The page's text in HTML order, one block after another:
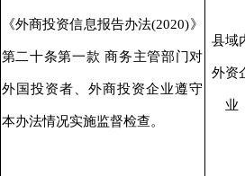
《外商投资信息报告办法(2020)》
第二十条第一款 商务主管部门对
外国投资者、外商投资企业遵守
本办法情况实施监督检查。
县域
外资
业